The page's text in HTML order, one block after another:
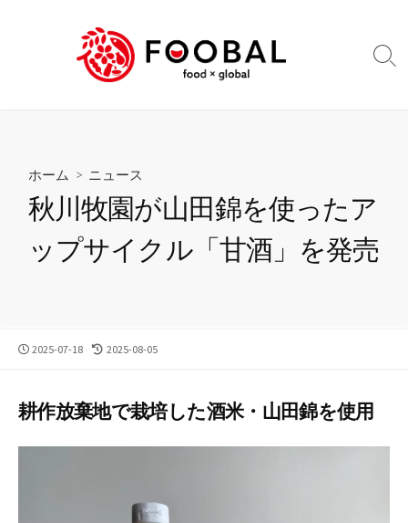
検
ホーム > ニュース
秋川牧園が山田錦を使ったア
ップサイクル「甘酒」を発売
公
2025-07-18
最
新
日
2025-08-05
耕作放棄地で栽培した酒米・山田錦を使用